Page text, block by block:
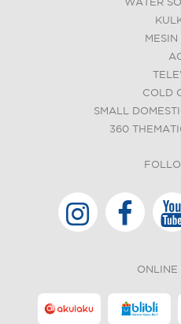
WATER
MESIN
COLD
SMALL
360
ONLINE